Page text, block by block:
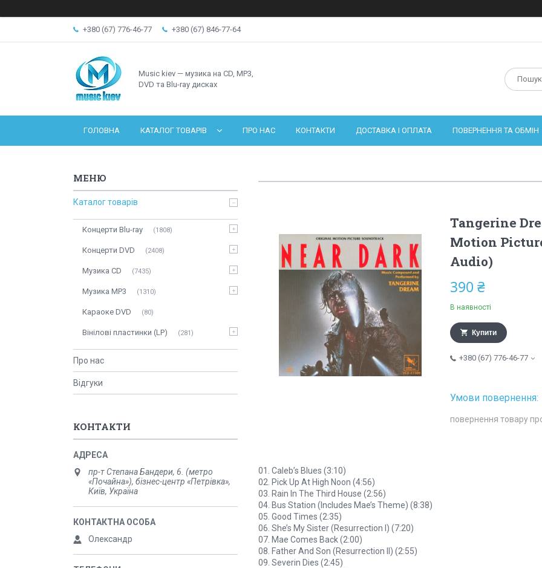
+380 (67) 776-46-77 +380 (67) 846-77-64
Music kiev — музика на CD, MP3,
DVD та Blu-ray дисках
ГОЛОВНА КАТАЛОГ ТОВАРІВ ПРО НАС КОНТАКТИ ДОСТАВКА І ОПЛАТА ПОВЕРНЕННЯ ТА ОБМІН
Tangerine
Motion
Audio)
390 ₴
В наявності
Купити
+380 (67) 776-46-77
повернення товару
01. Caleb’s Blues (3:10)
02. Pick Up At High Noon (4:56)
03. Rain In The Third House (2:56)
04. Bus Station (Includes Mae’s Theme) (8:38)
05. Good Times (2:35)
06. She’s My Sister (Resurrection I) (7:20)
07. Mae Comes Back (2:00)
08. Father And Son (Resurrection II) (2:55)
09. Severin Dies (2:45)
Каталог товарів
Концерти Blu-ray 1808
Концерти DVD 2408
Музика CD 7435
Музика MP3 1310
Караоке DVD 80
Вінілові пластинки (LP) 281
Про нас
Відгуки
КОНТАКТИ
пр-т Степана Бандери, 6. (метро
«Почайна»), бізнес-центр «Петрівка»,
Київ, Україна
Олександр